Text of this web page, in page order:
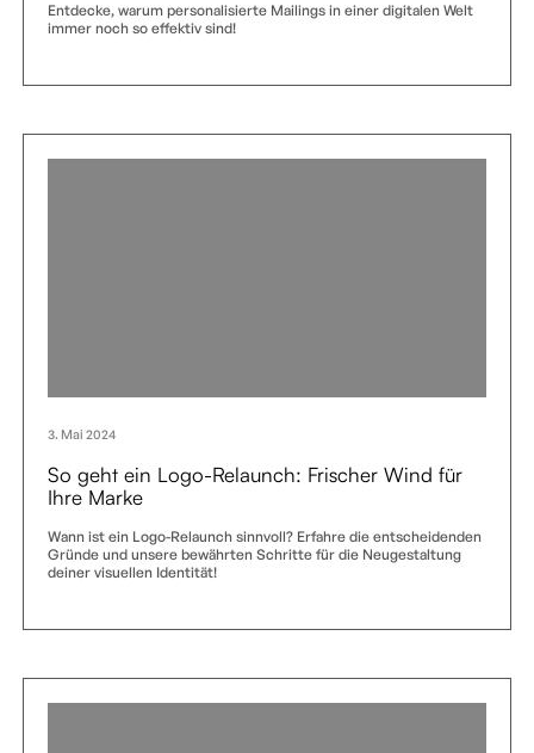
Entdecke, warum personalisierte Mailings in einer digitalen Welt
immer noch so effektiv sind!
3. Mai 2024
So geht ein Logo-Relaunch: Frischer Wind für
Ihre Marke
Wann ist ein Logo-Relaunch sinnvoll? Erfahre die entscheidenden
Gründe und unsere bewährten Schritte für die Neugestaltung
deiner visuellen Identität!